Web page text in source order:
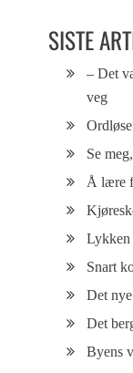
SISTE
– Det
veg
Se
Å lære
Lykken
Snart
Det
Det
Byens